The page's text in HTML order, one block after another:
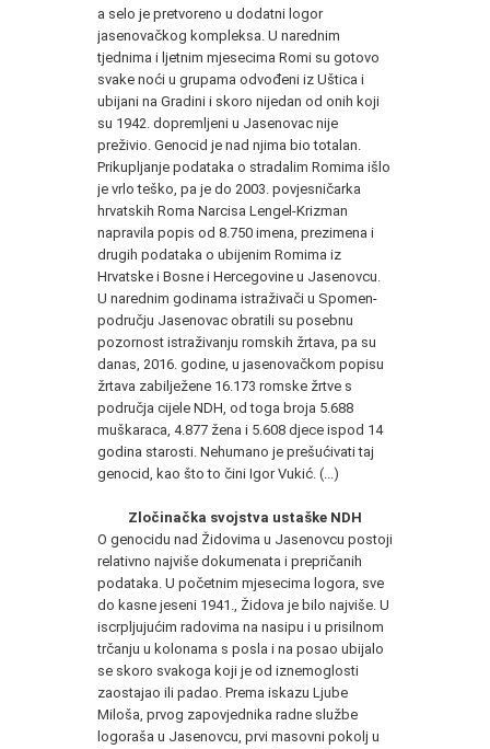
a selo je pretvoreno u dodatni logor
jasenovačkog kompleksa. U narednim
tjednima i ljetnim mjesecima Romi su gotovo
svake noći u grupama odvođeni iz Uštica i
ubijani na Gradini i skoro nijedan od onih koji
su 1942. dopremljeni u Jasenovac nije
preživio. Genocid je nad njima bio totalan.
Prikupljanje podataka o stradalim Romima išlo
je vrlo teško, pa je do 2003. povjesničarka
hrvatskih Roma Narcisa Lengel-Krizman
napravila popis od 8.750 imena, prezimena i
drugih podataka o ubijenim Romima iz
Hrvatske i Bosne i Hercegovine u Jasenovcu.
U narednim godinama istraživači u Spomen-
području Jasenovac obratili su posebnu
pozornost istraživanju romskih žrtava, pa su
danas, 2016. godine, u jasenovačkom popisu
žrtava zabilježene 16.173 romske žrtve s
područja cijele NDH, od toga broja 5.688
muškaraca, 4.877 žena i 5.608 djece ispod 14
godina starosti. Nehumano je prešućivati taj
genocid, kao što to čini Igor Vukić. (...)
Zločinačka svojstva ustaške NDH
O genocidu nad Židovima u Jasenovcu postoji
relativno najviše dokumenata i prepričanih
podataka. U početnim mjesecima logora, sve
do kasne jeseni 1941., Židova je bilo najviše. U
iscrpljujućim radovima na nasipu i u prisilnom
trčanju u kolonama s posla i na posao ubijalo
se skoro svakoga koji je od iznemoglosti
zaostajao ili padao. Prema iskazu Ljube
Miloša, prvog zapovjednika radne službe
logoraša u Jasenovcu, prvi masovni pokolj u